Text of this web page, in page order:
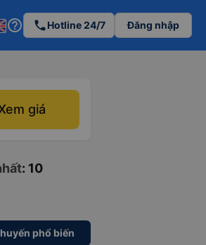
help_outline phoneHotline 24/7 Đăng nhập
giá
: 10
phổ biến